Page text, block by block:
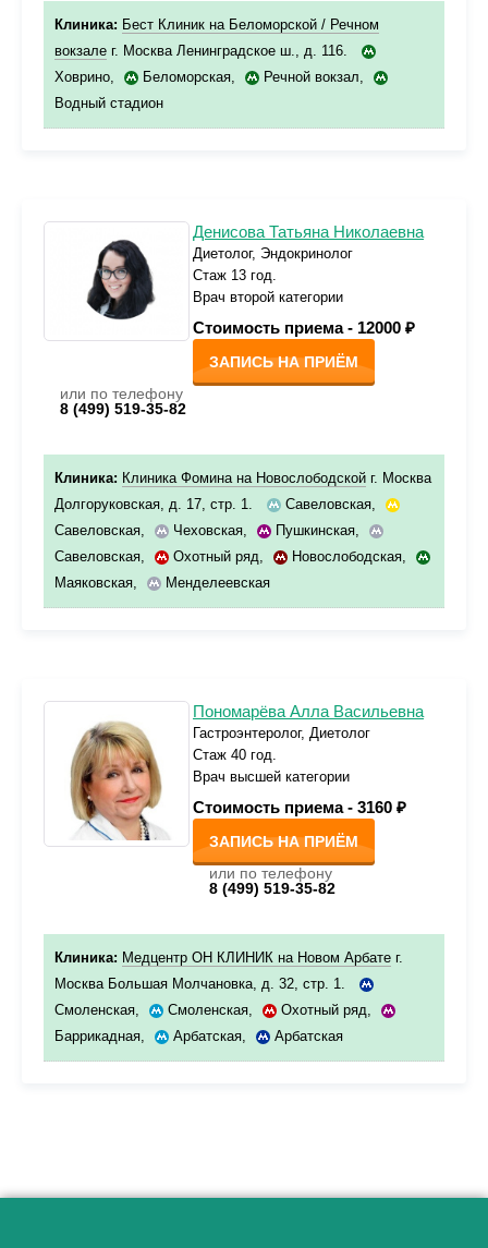
Клиника: Бест Клиник на Беломорской / Речном
вокзале г. Москва Ленинградское ш., д. 116.
Ховрино, Беломорская, Речной вокзал,
Водный стадион
Денисова Татьяна Николаевна
Диетолог, Эндокринолог
Стаж 13 год.
Врач второй категории
Стоимость приема - 12000 ₽
ЗАПИСЬ НА ПРИЁМ
или по телефону
8 (499) 519-35-82
Клиника: Клиника Фомина на Новослободской г. Москва
Долгоруковская, д. 17, стр. 1.
Савеловская,
Савеловская, Чеховская, Пушкинская,
Савеловская, Охотный ряд, Новослободская,
Маяковская, Менделеевская
Пономарёва Алла Васильевна
Гастроэнтеролог, Диетолог
Стаж 40 год.
Врач высшей категории
Стоимость приема - 3160 ₽
ЗАПИСЬ НА ПРИЁМ
или по телефону
8 (499) 519-35-82
Клиника: Медцентр ОН КЛИНИК на Новом Арбате г.
Москва Большая Молчановка, д. 32, стр. 1.
Смоленская, Смоленская, Охотный ряд,
Баррикадная, Арбатская, Арбатская